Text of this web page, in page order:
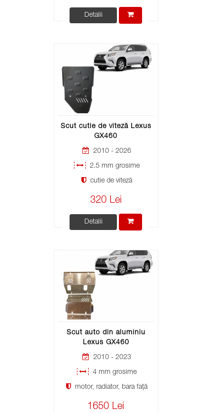
Detalii
Scut cutie de viteză Lexus
GX460
2010 - 2026
2.5 mm grosime
cutie de viteză
320 Lei
Detalii
Scut auto din aluminiu
Lexus GX460
2010 - 2023
4 mm grosime
motor, radiator, bara față
1650 Lei